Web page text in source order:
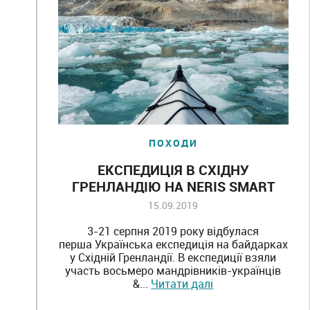
ПОХОДИ
ЕКСПЕДИЦІЯ В СХІДНУ
ГРЕНЛАНДІЮ НА NERIS SMART
PRO (СЕРПЕНЬ 2019)
15.09.2019
3-21 серпня 2019 року відбулася
перша Українська експедиція на байдарках
у Східній Гренландії. В експедиції взяли
участь восьмеро мандрівників-українців
&... Читати далі